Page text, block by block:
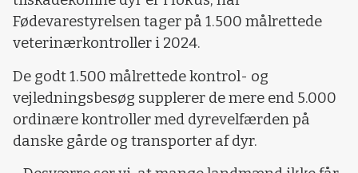
Fødevarestyrelsen tager på 1.500 målrettede
veterinærkontroller i 2024.
De godt 1.500 målrettede kontrol- og
vejledningsbesøg supplerer de mere end 5.000
ordinære kontroller med dyrevelfærden på
danske gårde og transporter af dyr.